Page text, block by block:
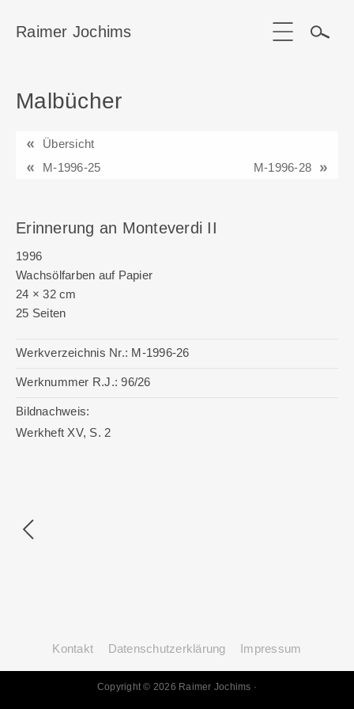
Start
Werkgruppen / Work groups
Vita
Kontakt
Raimer Jochims
Malbücher
Übersicht
M-1996-25
M-1996-28
Erinnerung an Monteverdi II
1996
Wachsölfarben auf Papier
24 × 32 cm
25 Seiten
Werkverzeichnis Nr.: M-1996-26
Werknummer R.J.: 96/26
Bildnachweis:
Werkheft XV, S. 2
Kontakt Datenschutz­erklärung Impressum
Copyright © 2026 Raimer Jochims ·